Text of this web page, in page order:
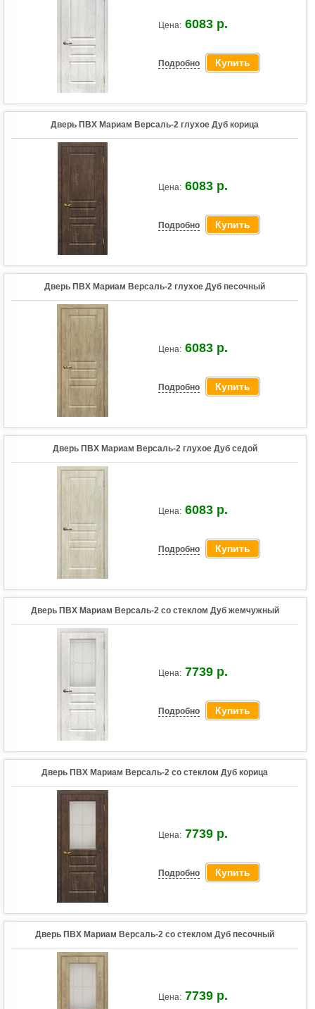
Цена: 6083 р.
Подробно Купить
Дверь ПВХ Мариам Версаль-2 глухое Дуб корица
Цена: 6083 р.
Подробно Купить
Дверь ПВХ Мариам Версаль-2 глухое Дуб песочный
Цена: 6083 р.
Подробно Купить
Дверь ПВХ Мариам Версаль-2 глухое Дуб седой
Цена: 6083 р.
Подробно Купить
Дверь ПВХ Мариам Версаль-2 со стеклом Дуб жемчужный
Цена: 7739 р.
Подробно Купить
Дверь ПВХ Мариам Версаль-2 со стеклом Дуб корица
Цена: 7739 р.
Подробно Купить
Дверь ПВХ Мариам Версаль-2 со стеклом Дуб песочный
Цена: 7739 р.